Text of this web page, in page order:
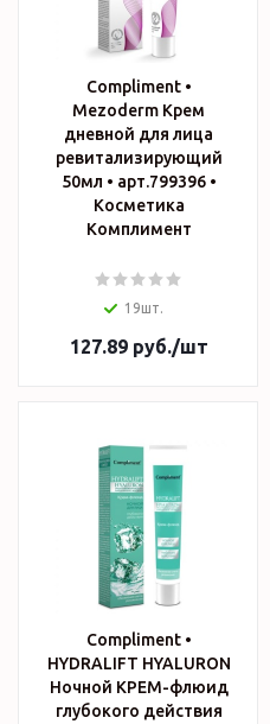
Compliment •
Mezoderm Крем
дневной для лица
ревитализирующий
50мл • арт.799396 •
Косметика
Комплимент
19шт.
127.89руб./шт
Compliment •
HYDRALIFT HYALURON
Ночной КРЕМ-флюид
глубокого действия